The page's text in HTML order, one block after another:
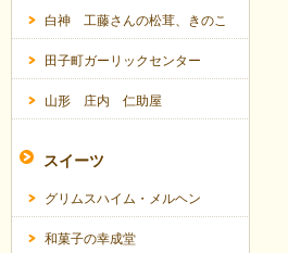
白神 工藤さんの松茸、きのこ
田子町ガーリックセンター
山形 庄内 仁助屋
スイーツ
グリムスハイム・メルヘン
和菓子の幸成堂